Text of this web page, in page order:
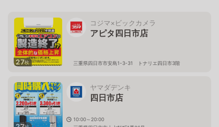
27枚
コジマ×ビックカメラ
アピタ四日市店
三重県四日市市安島1-3-31 トナリエ四日市3階
ヤマダデンキ
四日市店
10:00～20:00